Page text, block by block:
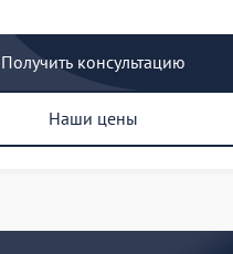
Получить консультацию
Наши цены